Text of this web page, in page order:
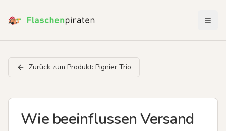
Zurück zum Produkt: Pignier Trio
Wie beeinflussen Versand